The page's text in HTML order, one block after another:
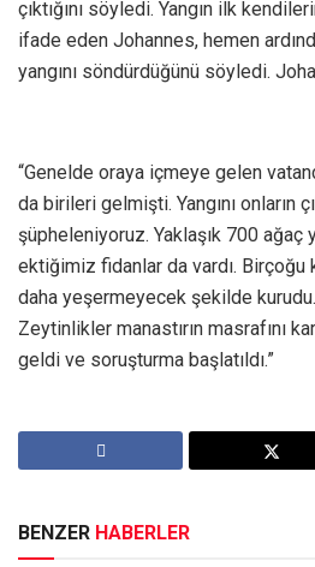
çıktığını söyledi. Yangın ilk
ifade eden Johannes, hemen
yangını söndürdüğünü söyledi.
“Genelde oraya içmeye gelen
da birileri gelmişti. Yangını onların
şüpheleniyoruz. Yaklaşık 700 ağaç
ektiğimiz fidanlar da vardı.
daha yeşermeyecek şekilde
Zeytinlikler manastırın masrafını
geldi ve soruşturma başlatıldı.”
BENZER HABERLER